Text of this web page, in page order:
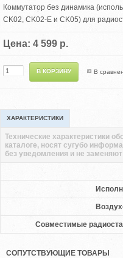
Коммутатор без динамика
CK02, CK02-E и CK05) для
Цена: 4 599 р.
В
ХАРАКТЕРИСТИКИ
Совместимые
Технические характеристики
каталоге, носят сугубо
без уведомления и не
СОПУТСТВУЮЩИЕ ТОВАРЫ